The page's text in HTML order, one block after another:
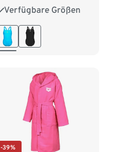
Verfügbare Größen
116 128 140 152
164
-39%